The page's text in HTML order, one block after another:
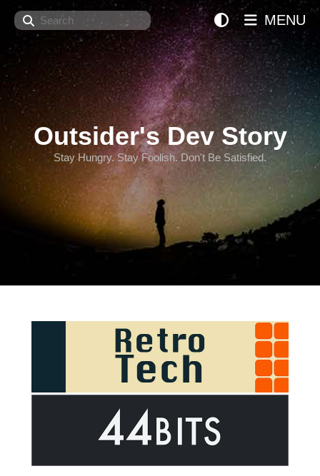
Search
Outsider's Dev Story
Stay Hungry. Stay Foolish. Don't Be Satisfied.
MENU